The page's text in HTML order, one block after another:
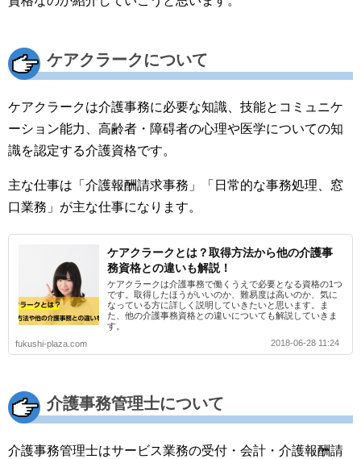
ケアクラークについて
ケアクラークは介護事務に必要な知識、技能とコミュニケ
ーション能力、高齢者・障碍者の心理や医学についての知
識を認定する介護資格です。
主な仕事は「介護報酬請求事務」「日常的な事務処理、窓
口業務」が主な仕事になります。
ケアクラークとは？取得方法から他の介護事
務資格との違いも解説！
ケアクラークは介護事務で働くうえで必要となる資格の1つ
です。取得したほうがいいのか、難易度は高いのか、気に
なっている方に詳しく説明していきたいと思います。ま
た、他の介護事務資格との違いについても解説していきま
す。
fukushi-plaza.com
2018-06-28 11:24
介護事務管理士について
介護事務管理士はサービス業務の受付・会計・介護報酬請